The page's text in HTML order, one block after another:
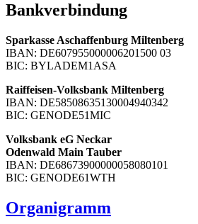
Bankverbindung
Sparkasse Aschaffenburg Miltenberg
IBAN: DE607955000006201500 03
BIC: BYLADEM1ASA
Raiffeisen-Volksbank Miltenberg
IBAN: DE58508635130004940342
BIC: GENODE51MIC
Volksbank eG Neckar
Odenwald Main Tauber
IBAN: DE68673900000058080101
BIC: GENODE61WTH
Organigramm